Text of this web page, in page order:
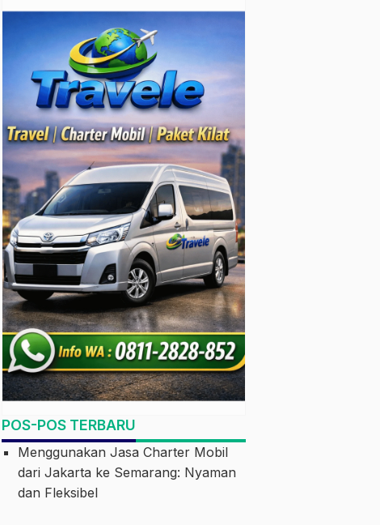
POS-POS TERBARU
Menggunakan Jasa Charter Mobil
dari Jakarta ke Semarang: Nyaman
dan Fleksibel